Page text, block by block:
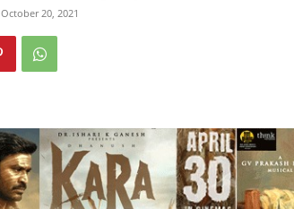
October 20, 2021